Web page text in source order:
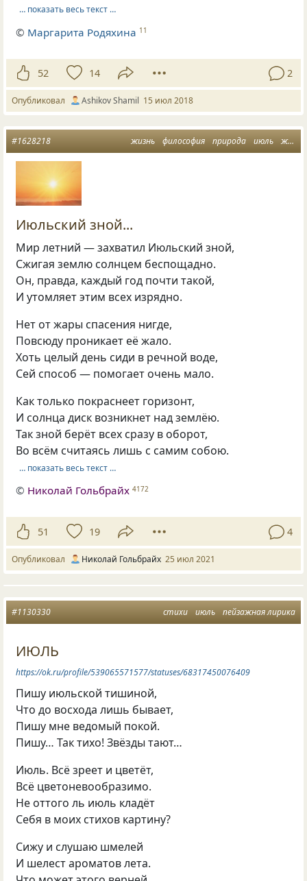
… показать весь текст …
© Маргарита Родяхина 11
52 14 2
Опубликовал Ashikov Shamil 15 июл 2018
жизнь философия природа июль жара
#1628218
Июльский зной...
Мир летний — захватил Июльский зной,
Сжигая землю солнцем беспощадно.
Он, правда, каждый год почти такой,
И утомляет этим всех изрядно.
Нет от жары спасения нигде,
Повсюду проникает её жало.
Хоть целый день сиди в речной воде,
Сей способ — помогает очень мало.
Как только покраснеет горизонт,
И солнца диск возникнет над землёю.
Так зной берёт всех сразу в оборот,
Во всём считаясь лишь с самим собою.
… показать весь текст …
© Николай Гольбрайх 4172
51 19 4
Опубликовал Николай Гольбрайх 25 июл 2021
стихи июль пейзажная лирика
#1130330
ИЮЛЬ
https://ok.ru/profile/539065571577/statuses/68317450076409
Пишу июльской тишиной,
Что до восхода лишь бывает,
Пишу мне ведомый покой.
Пишу… Так тихо! Звёзды тают…
Июль. Всё зреет и цветёт,
Всё цветоневообразимо.
Не оттого ль июль кладёт
Себя в моих стихов картину?
Сижу и слушаю шмелей
И шелест ароматов лета.